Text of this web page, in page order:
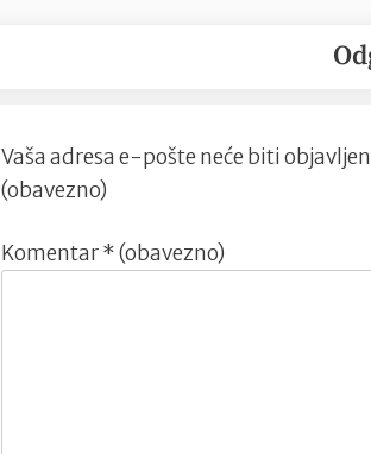
Vaša adresa e-pošte neće biti
(obavezno)
Komentar* (obavezno)